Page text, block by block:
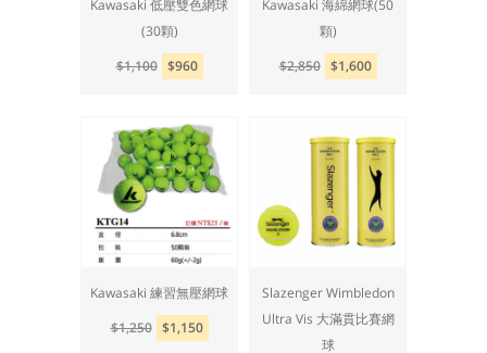
Kawasaki 低壓雙色網球
(30顆)
$1,100 $960
Kawasaki 海綿網球(50
顆)
$2,850 $1,600
Kawasaki 練習無壓網球
$1,250 $1,150
Slazenger Wimbledon
Ultra Vis 大滿貫比賽網
球